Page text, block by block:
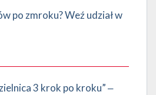
po zmroku? Weź udział w
3 krok po kroku” ‒